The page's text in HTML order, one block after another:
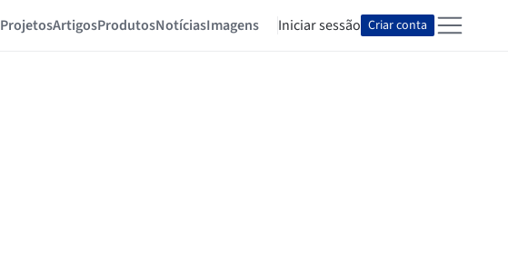
ProjetosArtigosProdutosNotíciasImagens Iniciar sessão Criar conta